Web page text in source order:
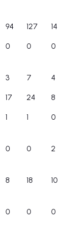
94 127 14
0 0 0
3 7 4
17 24 8
1 1 0
0 0 2
8 18 10
0 0 0